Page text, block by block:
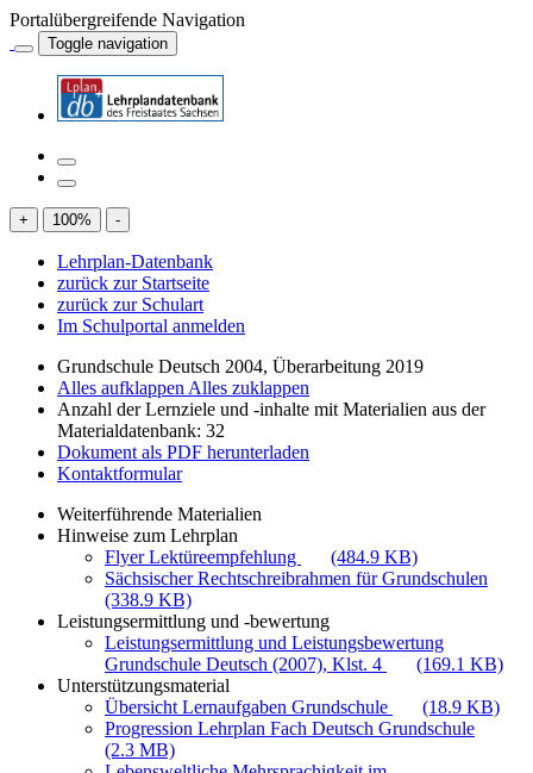
Portalübergreifende Navigation
Toggle navigation
+ 100% -
Lehrplan-Datenbank
zurück zur Startseite
zurück zur Schulart
Im Schulportal anmelden
Grundschule Deutsch 2004, Überarbeitung 2019
Alles aufklappen Alles zuklappen
Anzahl der Lernziele und -inhalte mit Materialien aus der
Materialdatenbank: 32
Dokument als PDF herunterladen
Kontaktformular
Weiterführende Materialien
Hinweise zum Lehrplan
Flyer Lektüreempfehlung
(484.9 KB)
Sächsischer Rechtschreibrahmen für Grundschulen
(338.9 KB)
Leistungsermittlung und -bewertung
Leistungsermittlung und Leistungsbewertung
Grundschule Deutsch (2007), Klst. 4
(169.1 KB)
Unterstützungsmaterial
Übersicht Lernaufgaben Grundschule
(18.9 KB)
Progression Lehrplan Fach Deutsch Grundschule
(2.3 MB)